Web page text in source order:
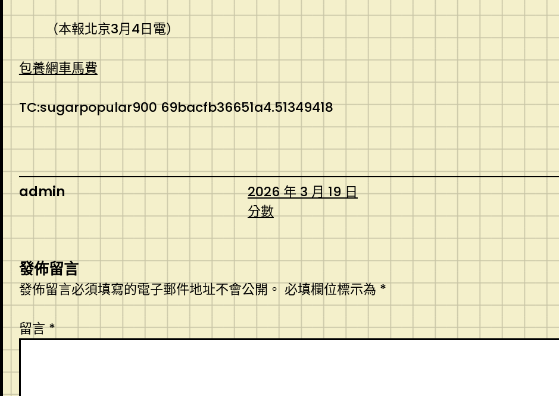
（本報北京3月4日電）
包養網車馬費
TC:sugarpopular900 69bacfb36651a4.51349418
admin
2026 年 3 月 19 日
分數
發佈留言
發佈留言必須填寫的電子郵件地址不會公開。必填欄位標示為*
留言*